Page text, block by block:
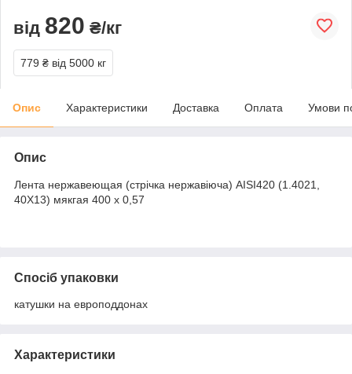
від 820 ₴/кг
779 ₴ від 5000 кг
Опис Характеристики Доставка Оплата Умови
Опис
Лента нержавеющая (стрічка нержавіюча) AISI420 (1.4021,
40Х13) мякгая 400 х 0,57
Спосіб упаковки
катушки на европоддонах
Характеристики